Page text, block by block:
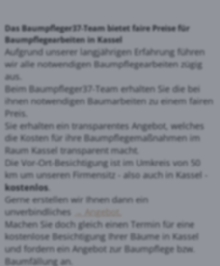
Das Baumpfleger37-Team bietet faire Preise für
Baumpflegearbeiten in Kassel
Aufgrund unserer langjährigen Erfahrung führen
wir alle notwendigen Baumpflegearbeiten zügig
aus.
Beim Baumpfleger37-Team erhalten Sie die bei
ihnen notwendigen Baumarbeiten zu einem fairen
Preis.
Sie erhalten ein transparentes Angebot, welches
die Kosten für ihre Baumpflegemaßnahmen im
Raum Kassel transparent macht.
Die Vor-Ort-Besichtigung ist im Umkreis von 50
km um unseren Firmensitz - also auch in Kassel -
kostenlos.
Gerne erstellen wir Ihnen dann ein
unverbindliches
→ Angebot.
Machen Sie doch gleich einen Termin für eine
kostenlose Besichtigung Ihrer Bäume in Kassel
und fordern ein Angebot zur Baumpflege bzw.
Baumfällung an.